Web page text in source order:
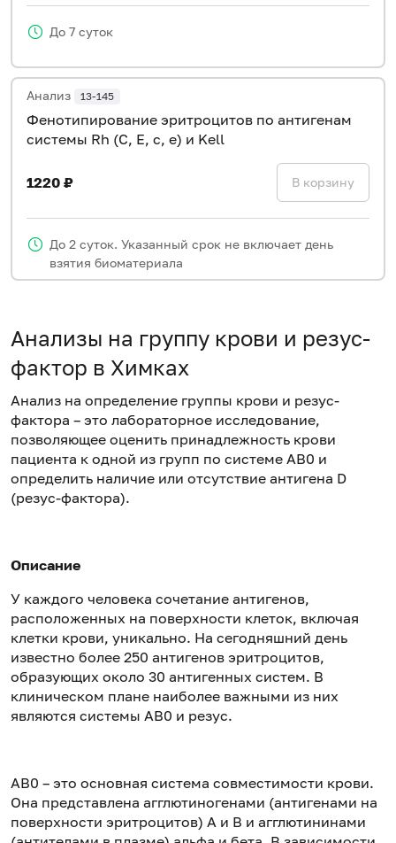
До 7 суток
Анализ 13-145
Фенотипирование эритроцитов по антигенам
системы Rh (C, E, c, e) и Kell
1220 ₽ В корзину
До 2 суток. Указанный срок не включает день
взятия биоматериала
Анализы на группу крови и резус-
фактор в Химках
Анализ на определение группы крови и резус-
фактора – это лабораторное исследование,
позволяющее оценить принадлежность крови
пациента к одной из групп по системе AB0 и
определить наличие или отсутствие антигена D
(резус-фактора).
Описание
У каждого человека сочетание антигенов,
расположенных на поверхности клеток, включая
клетки крови, уникально. На сегодняшний день
известно более 250 антигенов эритроцитов,
образующих около 30 антигенных систем. В
клиническом плане наиболее важными из них
являются системы АВ0 и резус.
АВ0 – это основная система совместимости крови.
Она представлена агглютиногенами (антигенами на
поверхности эритроцитов) A и B и агглютининами